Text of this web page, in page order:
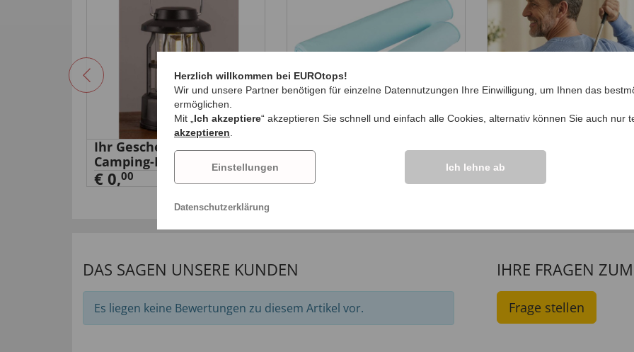
Ihr Geschenk: COB
Camping-Laterne
€ 0,00
Microfaser Handtuch,2er
€ 17
Ihr Geschenk:
Rückenkratzer
DAS SAGEN UNSERE KUNDEN
Es liegen keine Bewertungen zu diesem Artikel vor.
IHRE FRAGEN
Frage stellen
Herzlich willkommen bei EUROtops!
Wir und unsere Partner benötigen für einzelne Datennutzungen Ihre Einwilligung, um Ihnen das
ermöglichen.
Mit „ Ich akzeptiere“ akzeptieren Sie schnell und einfach alle Cookies, alternativ können Sie auch nur
akzeptieren
Einstellungen Ich lehne ab
Datenschutzerklärung